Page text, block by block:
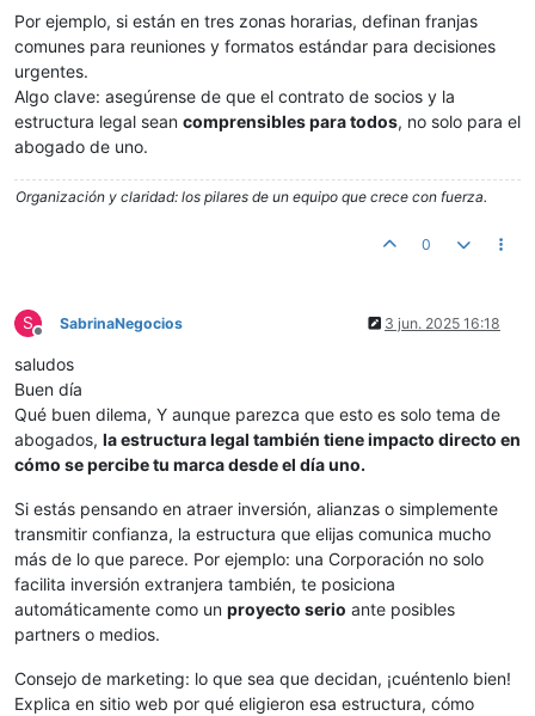
Por ejemplo, si están en tres zonas horarias, definan franjas
comunes para reuniones y formatos estándar para decisiones
urgentes.
Algo clave: asegúrense de que el contrato de socios y la
estructura legal sean comprensibles para todos, no solo para el
abogado de uno.
Organización y claridad: los pilares de un equipo que crece con fuerza.
0
S
Desconectado
SabrinaNegocios 3 jun. 2025 16:18
saludos
Buen día
Qué buen dilema, Y aunque parezca que esto es solo tema de
abogados, la estructura legal también tiene impacto directo en
cómo se percibe tu marca desde el día uno.
Si estás pensando en atraer inversión, alianzas o simplemente
transmitir confianza, la estructura que elijas comunica mucho
más de lo que parece. Por ejemplo: una Corporación no solo
facilita inversión extranjera también, te posiciona
automáticamente como un proyecto serio ante posibles
partners o medios.
Consejo de marketing: lo que sea que decidan, ¡cuéntenlo bien!
Explica en sitio web por qué eligieron esa estructura, cómo